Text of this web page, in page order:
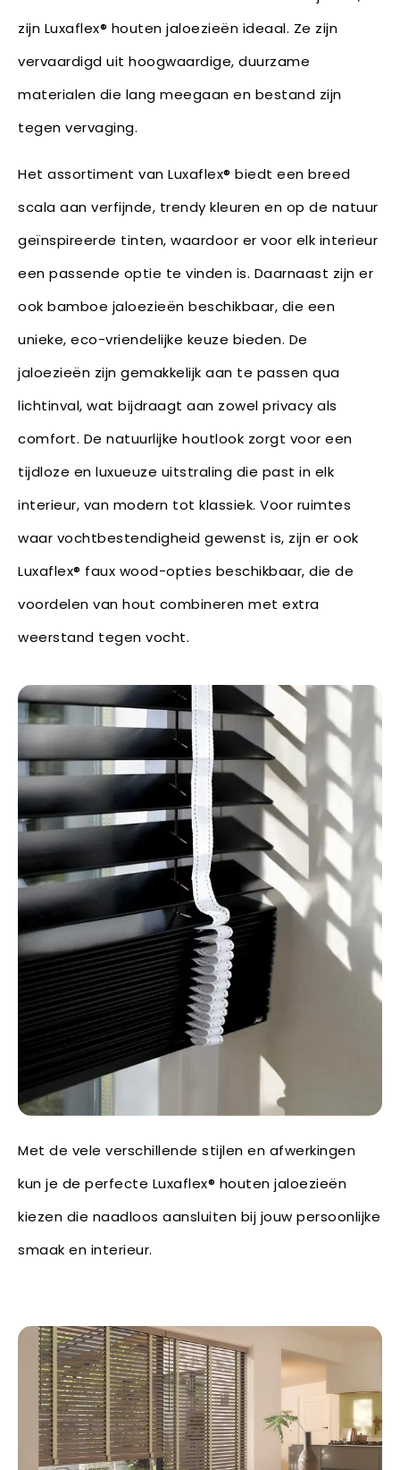
zijn Luxaflex® houten jaloezieën ideaal. Ze zijn
vervaardigd uit hoogwaardige, duurzame
materialen die lang meegaan en bestand zijn
tegen vervaging.
Het assortiment van Luxaflex® biedt een breed
scala aan verfijnde, trendy kleuren en op de natuur
geïnspireerde tinten, waardoor er voor elk interieur
een passende optie te vinden is. Daarnaast zijn er
ook bamboe jaloezieën beschikbaar, die een
unieke, eco-vriendelijke keuze bieden. De
jaloezieën zijn gemakkelijk aan te passen qua
lichtinval, wat bijdraagt aan zowel privacy als
comfort. De natuurlijke houtlook zorgt voor een
tijdloze en luxueuze uitstraling die past in elk
interieur, van modern tot klassiek. Voor ruimtes
waar vochtbestendigheid gewenst is, zijn er ook
Luxaflex® faux wood-opties beschikbaar, die de
voordelen van hout combineren met extra
weerstand tegen vocht.
Met de vele verschillende stijlen en afwerkingen
kun je de perfecte Luxaflex® houten jaloezieën
kiezen die naadloos aansluiten bij jouw persoonlijke
smaak en interieur.